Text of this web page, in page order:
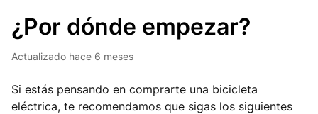
¿Por dónde empezar?
Actualizado hace 6 meses
Si estás pensando en comprarte una bicicleta
eléctrica, te recomendamos que sigas los siguientes